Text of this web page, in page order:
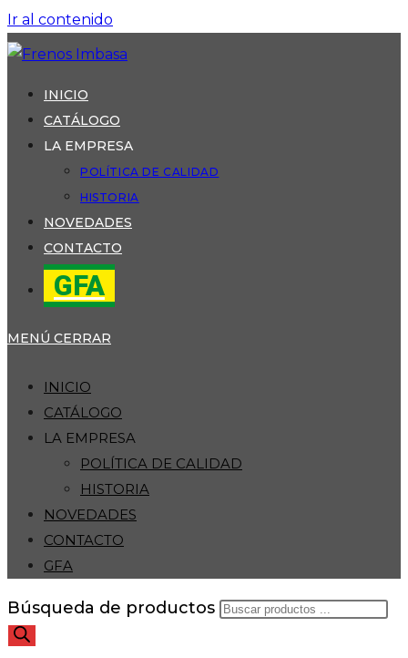
Ir al contenido
INICIO
CATÁLOGO
LA EMPRESA
POLÍTICA DE CALIDAD
HISTORIA
NOVEDADES
CONTACTO
GFA
MENÚ CERRAR
INICIO
CATÁLOGO
LA EMPRESA
POLÍTICA DE CALIDAD
HISTORIA
NOVEDADES
CONTACTO
GFA
Búsqueda de productos